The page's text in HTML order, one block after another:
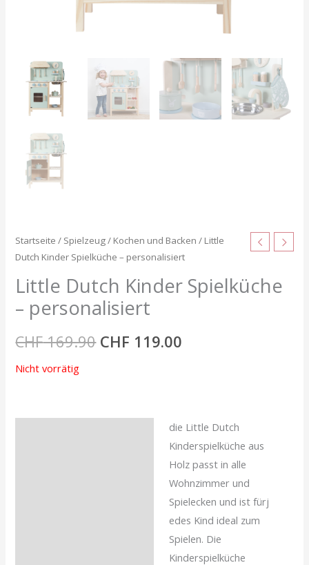
Startseite / Spielzeug/ Kochen und Backen / Little
Dutch Kinder Spielküche – personalisiert
Little Dutch Kinder Spielküche
– personalisiert
CHF169.90 CHF 119.00
Nicht vorrätig
die Little Dutch
Kinderspielküche aus
Holz passt in alle
Wohnzimmer und
Spielecken und ist fürj
edes Kind ideal zum
Spielen. Die
Kinderspielküche